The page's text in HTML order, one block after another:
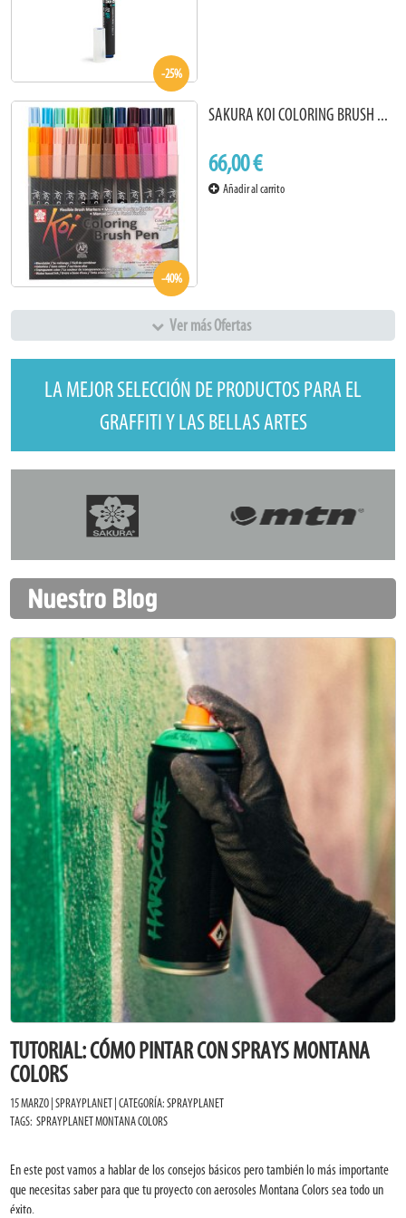
-25%
-40%
SAKURA KOI COLORING BRUSH ...
66,00 €
Añadir al carrito
Ver más Ofertas
LA MEJOR SELECCIÓN DE PRODUCTOS PARA EL
GRAFFITI Y LAS BELLAS ARTES
Nuestro Blog
TUTORIAL: CÓMO PINTAR CON SPRAYS MONTANA
COLORS
15 MARZO | SPRAYPLANET | CATEGORÍA:SPRAYPLANET
TAGS: SPRAYPLANETMONTANA COLORS
En este post vamos a hablar de los consejos básicos pero también lo más importante
que necesitas saber para que tu proyecto con aerosoles Montana Colors sea todo un
éxito.